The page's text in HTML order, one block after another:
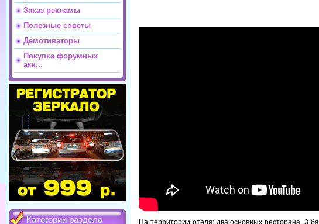
Заказ рекламы
Полезные советы
Демотиваторы
Покупка форумных
акк...
Категории раздела
На территории отеля: два основных ресторана, 3